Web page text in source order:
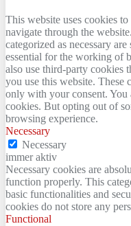
This website uses cookies
navigate through the
categorized as necessary
essential for the working of
also use third-party cookies
you use this website.
only with your consent. You
cookies. But opting out of
browsing experience.
Necessary
Necessary
immer aktiv
Necessary cookies are
function properly. This
basic functionalities and
cookies do not store any
Functional